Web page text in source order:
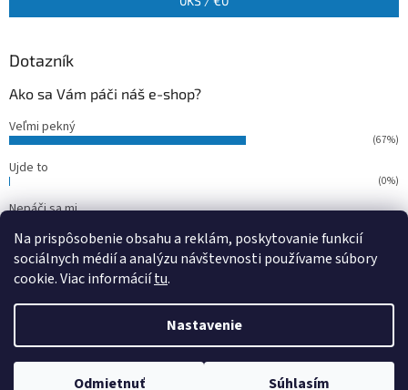
Na prispôsobenie obsahu a reklám, poskytovanie funkcií
sociálnych médií a analýzu návštevnosti používame súbory
cookie. Viac informáciítu.
Nastavenie
Odmietnuť Súhlasím
Dotazník
Ako sa Vám páči náš e-shop?
Veľmi pekný
(67%)
Ujde to
(0%)
Nepáči sa mi
Počet hlasov:15
Copyright 2026outdoorfish. Všetky práva vyhradené.Upraviť